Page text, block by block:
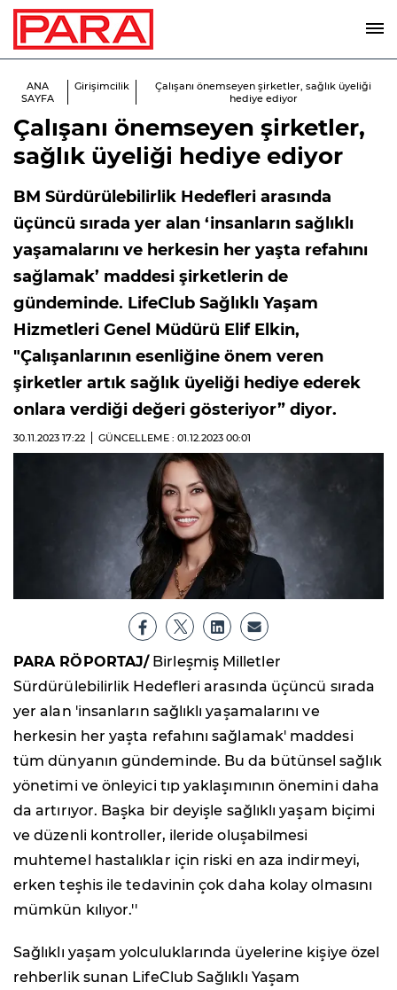
ANA
SAYFA
Girişimcilik
Çalışanı önemseyen şirketler, sağlık üyeliği
hediye ediyor
Çalışanı önemseyen şirketler,
sağlık üyeliği hediye ediyor
BM Sürdürülebilirlik Hedefleri arasında
üçüncü sırada yer alan ‘insanların sağlıklı
yaşamalarını ve herkesin her yaşta refahını
sağlamak’ maddesi şirketlerin de
gündeminde. LifeClub Sağlıklı Yaşam
Hizmetleri Genel Müdürü Elif Elkin,
"Çalışanlarının esenliğine önem veren
şirketler artık sağlık üyeliği hediye ederek
onlara verdiği değeri gösteriyor” diyor.
30.11.2023 17:22 GÜNCELLEME : 01.12.2023 00:01
PARA RÖPORTAJ/Birleşmiş Milletler
Sürdürülebilirlik Hedefleri arasında üçüncü sırada
yer alan 'insanların sağlıklı yaşamalarını ve
herkesin her yaşta refahını sağlamak' maddesi
tüm dünyanın gündeminde. Bu da bütünsel sağlık
yönetimi ve önleyici tıp yaklaşımının önemini daha
da artırıyor. Başka bir deyişle sağlıklı yaşam biçimi
ve düzenli kontroller, ileride oluşabilmesi
muhtemel hastalıklar için riski en aza indirmeyi,
erken teşhis ile tedavinin çok daha kolay olmasını
mümkün kılıyor.''
Sağlıklı yaşam yolculuklarında üyelerine kişiye özel
rehberlik sunan LifeClub Sağlıklı Yaşam